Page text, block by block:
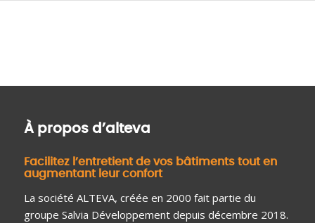
À propos d’alteva
Facilitez l’entretient de vos bâtiments tout en
augmentant leur confort
La société ALTEVA, créée en 2000 fait partie du
groupe Salvia Développement depuis décembre 2018.